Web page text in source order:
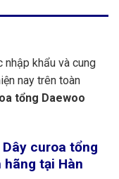
khẩu và cung
nay trên toàn
tổng Daewoo
curoa tổng
hãng tại Hàn